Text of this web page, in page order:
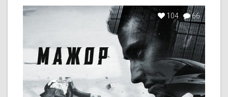
104 66